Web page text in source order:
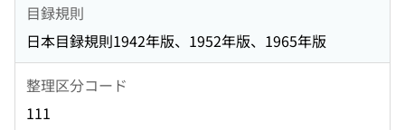
目録規則
日本目録規則1942年版、1952年版、1965年版
整理区分コード
111